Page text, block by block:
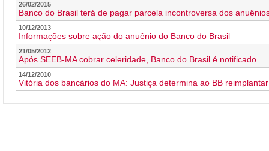
26/02/2015
Banco do Brasil terá de pagar parcela incontroversa dos
10/12/2013
Informações sobre ação do anuênio do Banco do Brasil
21/05/2012
Após SEEB-MA cobrar celeridade, Banco do Brasil é notificado
14/12/2010
Vitória dos bancários do MA: Justiça determina ao BB